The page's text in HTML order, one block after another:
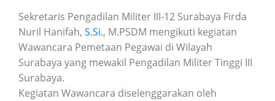
Sekretaris Pengadilan Militer III-12 Surabaya Firda
Nuril Hanifah, S.Si., M.PSDM mengikuti kegiatan
Wawancara Pemetaan Pegawai di Wilayah
Surabaya yang mewakil Pengadilan Militer Tinggi III
Surabaya.
Kegiatan Wawancara diselenggarakan oleh